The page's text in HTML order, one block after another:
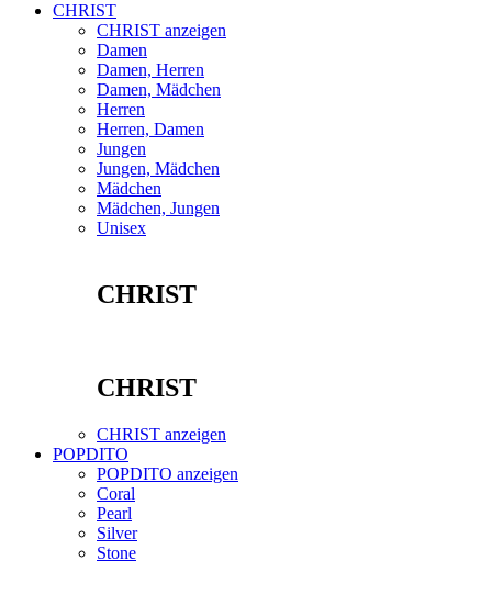
CHRIST
CHRIST anzeigen
Damen
Damen, Herren
Damen, Mädchen
Herren
Herren, Damen
Jungen
Jungen, Mädchen
Mädchen
Mädchen, Jungen
Unisex
CHRIST
CHRIST
CHRIST anzeigen
POPDITO
POPDITO anzeigen
Coral
Pearl
Silver
Stone